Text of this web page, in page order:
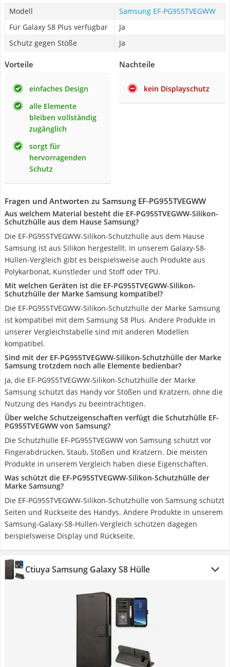
Modell
Samsung EF-PG955TVEGWW
Für Galaxy S8 Plus verfügbar
Ja
Schutz gegen Stöße
Ja
Vorteile
einfaches Design
alle Elemente
bleiben vollständig
zugänglich
sorgt für
hervorragenden
Schutz
Nachteile
kein Displayschutz
Fragen und Antworten zu Samsung EF-PG955TVEGWW
Aus welchem Material besteht die EF-PG955TVEGWW-Silikon-
Schutzhülle aus dem Hause Samsung?
Die EF-PG955TVEGWW-Silikon-Schutzhülle aus dem Hause
Samsung ist aus Silikon hergestellt. In unserem Galaxy-S8-
Hüllen-Vergleich gibt es beispielsweise auch Produkte aus
Polykarbonat, Kunstleder und Stoff oder TPU.
Mit welchen Geräten ist die EF-PG955TVEGWW-Silikon-
Schutzhülle der Marke Samsung kompatibel?
Die EF-PG955TVEGWW-Silikon-Schutzhülle der Marke Samsung
ist kompatibel mit dem Samsung S8 Plus. Andere Produkte in
unserer Vergleichstabelle sind mit anderen Modellen
kompatibel.
Sind mit der EF-PG955TVEGWW-Silikon-Schutzhülle der Marke
Samsung trotzdem noch alle Elemente bedienbar?
Ja, die EF-PG955TVEGWW-Silikon-Schutzhülle der Marke
Samsung schützt das Handy vor Stößen und Kratzern, ohne die
Nutzung des Handys zu beeinträchtigen.
Über welche Schutzeigenschaften verfügt die Schutzhülle EF-
PG955TVEGWW von Samsung?
Die Schutzhülle EF-PG955TVEGWW von Samsung schützt vor
Fingerabdrücken, Staub, Stößen und Kratzern. Die meisten
Produkte in unserem Vergleich haben diese Eigenschaften.
Was schützt die EF-PG955TVEGWW-Silikon-Schutzhülle der
Marke Samsung?
Die EF-PG955TVEGWW-Silikon-Schutzhülle von Samsung schützt
Seiten und Rückseite des Handys. Andere Produkte in unserem
Samsung-Galaxy-S8-Hüllen-Vergleich schützen dagegen
beispielsweise Display und Rückseite.
Ctiuya Samsung Galaxy S8 Hülle